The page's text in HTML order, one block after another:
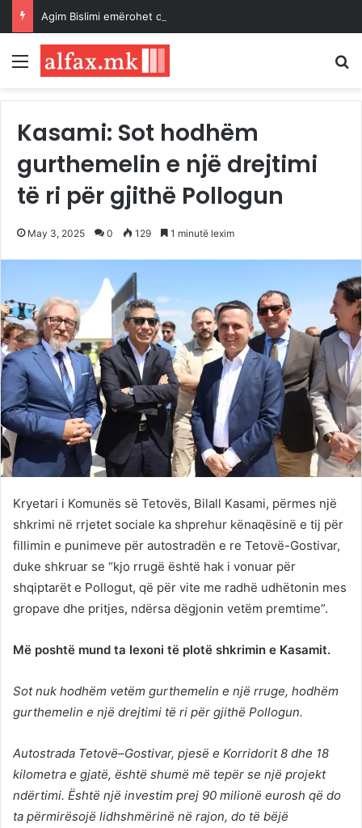
Agim Bislimi emërohet drejtor i ri i Muzeut të Kumanovës
Menu
Kasami: Sot hodhëm
gurthemelin e një drejtimi
të ri për gjithë Pollogun
May 3, 2025 0 129 1 minutë lexim
Kryetari i Komunës së Tetovës, Bilall Kasami, përmes një
shkrimi në rrjetet sociale ka shprehur kënaqësinë e tij për
fillimin e punimeve për autostradën e re Tetovë-Gostivar,
duke shkruar se “kjo rrugë është hak i vonuar për
shqiptarët e Pollogut, që për vite me radhë udhëtonin mes
gropave dhe pritjes, ndërsa dëgjonin vetëm premtime”.
Më poshtë mund ta lexoni të plotë shkrimin e Kasamit.
Sot nuk hodhëm vetëm gurthemelin e një rruge, hodhëm
gurthemelin e një drejtimi të ri për gjithë Pollogun.
Autostrada Tetovë–Gostivar, pjesë e Korridorit 8 dhe 18
kilometra e gjatë, është shumë më tepër se një projekt
ndërtimi. Është një investim prej 90 milionë eurosh që do
ta përmirësojë lidhshmërinë në rajon, do të bëjë